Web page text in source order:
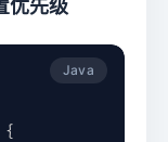
优先级
Java
{